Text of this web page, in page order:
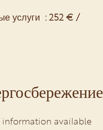
услуги
252 € /
information available